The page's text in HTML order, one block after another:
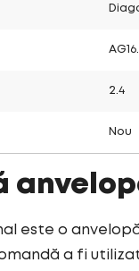
2.4
Nou
este o
a fi